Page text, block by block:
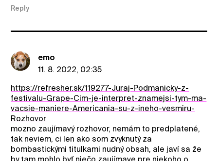
Reply
emo
11. 8. 2022, 02:35
https://refresher.sk/119277-Juraj-Podmanicky-z-
festivalu-Grape-Cim-je-interpret-znamejsi-tym-ma-
vacsie-maniere-Americania-su-z-ineho-vesmiru-
Rozhovor
mozno zaujímavý rozhovor, nemám to predplatené,
tak neviem, ci len ako som zvyknutý za
bombastickými titulkami nudný obsah, ale javí sa že
by tam mohlo byť niečo zaujímave pre niekoho o